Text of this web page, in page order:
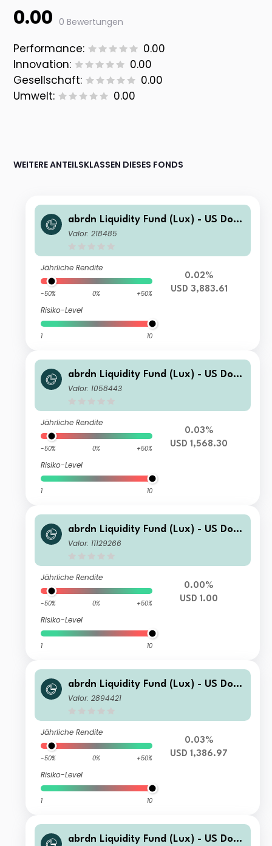
0.00 0 Bewertungen
Performance:
0.00
Innovation:
0.00
Gesellschaft:
0.00
Umwelt:
0.00
WEITERE ANTEILSKLASSEN DIESES FONDS
abrdn Liquidity Fund (Lux) - US Dolla
r Fund A-2 Acc USD
Valor: 218485
Jährliche Rendite
-50% 0% +50%
Risiko-Level
1 10
0.02%
USD 3,883.61
abrdn Liquidity Fund (Lux) - US Dolla
r Fund I-2 Acc USD
Valor: 1058443
Jährliche Rendite
-50% 0% +50%
Risiko-Level
1 10
0.03%
USD 1,568.30
abrdn Liquidity Fund (Lux) - US Dolla
r Fund J-1 Inc USD
Valor: 11129266
Jährliche Rendite
-50% 0% +50%
Risiko-Level
1 10
0.00%
USD 1.00
abrdn Liquidity Fund (Lux) - US Dolla
r Fund J-2 Acc USD
Valor: 2894421
Jährliche Rendite
-50% 0% +50%
Risiko-Level
1 10
0.03%
USD 1,386.97
abrdn Liquidity Fund (Lux) - US Dolla